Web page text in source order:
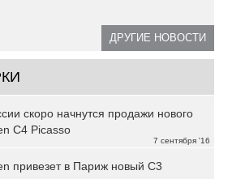
ДРУГИЕ НОВОСТИ
7 сентября '16
скоро начнутся продажи нового
C4 Picasso
привезет в Париж новый C3